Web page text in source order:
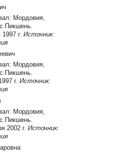
Мордовия,
1997 г.Источник:
Мордовия,
г.Источник:
Мордовия,
2002 г.Источник: